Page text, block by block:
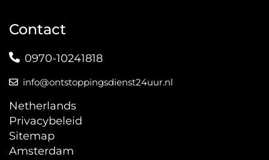
Contact
0970-10241818
info@ontstoppingsdienst24uur.nl
Netherlands
Privacybeleid
Sitemap
Amsterdam